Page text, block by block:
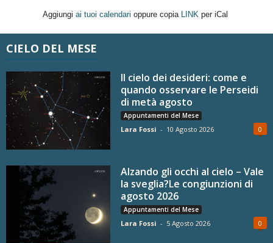
Aggiungi ai tuoi calendari oppure copia LINK per iCal
CIELO DEL MESE
Il cielo dei desideri: come e
quando osservare le Perseidi
di metà agosto
Appuntamenti del Mese
Lara Fossi - 10 Agosto 2026 0
Alzando gli occhi al cielo – Vale
la sveglia?Le congiunzioni di
agosto 2026
Appuntamenti del Mese
Lara Fossi - 5 Agosto 2026 0